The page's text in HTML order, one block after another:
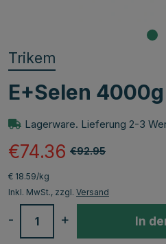
Trikem
E+Selen 4000g
Lagerware. Lieferung 2-3
€92.95
€74.36
€ 18.59/kg
Inkl. MwSt., zzgl. Versand
+
- In